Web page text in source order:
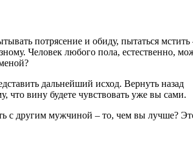
потрясение и обиду, пытаться мстить
Человек любого пола, естественно,
дальнейший исход. Вернуть назад
вину будете чувствовать уже вы сами.
с другим мужчиной – то, чем вы лучше?